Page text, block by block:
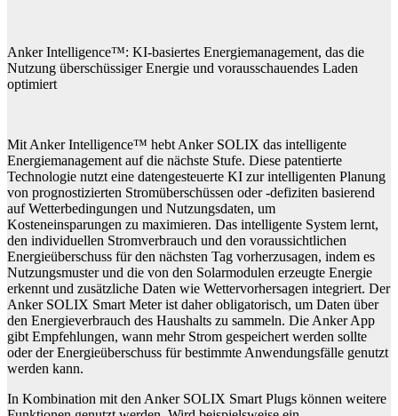
Anker Intelligence™: KI-basiertes Energiemanagement, das die
Nutzung überschüssiger Energie und vorausschauendes Laden
optimiert
Mit Anker Intelligence™ hebt Anker SOLIX das intelligente
Energiemanagement auf die nächste Stufe. Diese patentierte
Technologie nutzt eine datengesteuerte KI zur intelligenten Planung
von prognostizierten Stromüberschüssen oder -defiziten basierend
auf Wetterbedingungen und Nutzungsdaten, um
Kosteneinsparungen zu maximieren. Das intelligente System lernt,
den individuellen Stromverbrauch und den voraussichtlichen
Energieüberschuss für den nächsten Tag vorherzusagen, indem es
Nutzungsmuster und die von den Solarmodulen erzeugte Energie
erkennt und zusätzliche Daten wie Wettervorhersagen integriert. Der
Anker SOLIX Smart Meter ist daher obligatorisch, um Daten über
den Energieverbrauch des Haushalts zu sammeln. Die Anker App
gibt Empfehlungen, wann mehr Strom gespeichert werden sollte
oder der Energieüberschuss für bestimmte Anwendungsfälle genutzt
werden kann.
In Kombination mit den Anker SOLIX Smart Plugs können weitere